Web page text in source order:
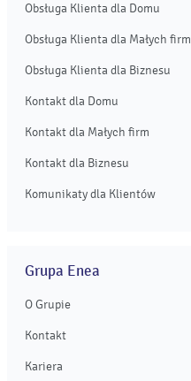
Obsługa Klienta dla Domu
Obsługa Klienta dla Małych firm
Obsługa Klienta dla Biznesu
Kontakt dla Domu
Kontakt dla Małych firm
Kontakt dla Biznesu
Komunikaty dla Klientów
Grupa Enea
O Grupie
Kontakt
Kariera